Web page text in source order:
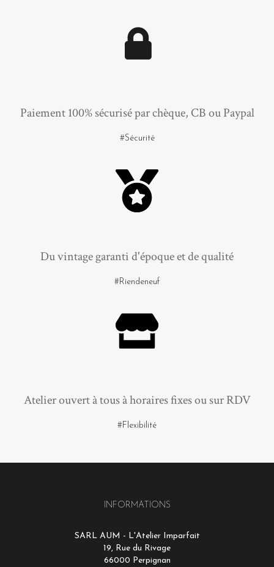
Paiement 100% sécurisé par chèque, CB ou Paypal
#Sécurité
Du vintage garanti d'époque et de qualité
#Riendeneuf
Atelier ouvert à tous à horaires fixes ou sur RDV
#Flexibilité
INFORMATIONS
SARL AUM - L'Atelier Imparfait
19, Rue du Rivage
66000 Perpignan